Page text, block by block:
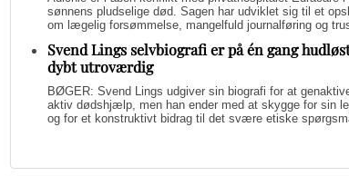
sønnens pludselige død. Sagen har udviklet sig til et
om lægelig forsømmelse, mangelfuld journalføring og
Svend Lings selvbiografi er på én gang
dybt utroværdig
BØGER: Svend Lings udgiver sin biografi for at
aktiv dødshjælp, men han ender med at skygge for sin
og for et konstruktivt bidrag til det svære etiske